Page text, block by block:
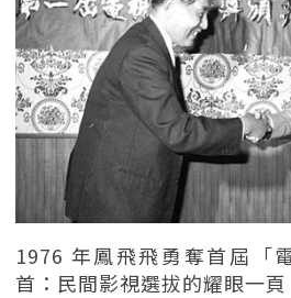
1976 年鳳飛飛勇奪首屆「
首：民間影視選拔的耀眼一頁